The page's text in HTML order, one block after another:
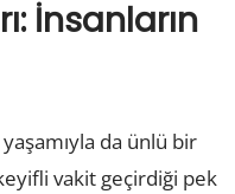
İnsanların
da ünlü bir
vakit geçirdiği pek